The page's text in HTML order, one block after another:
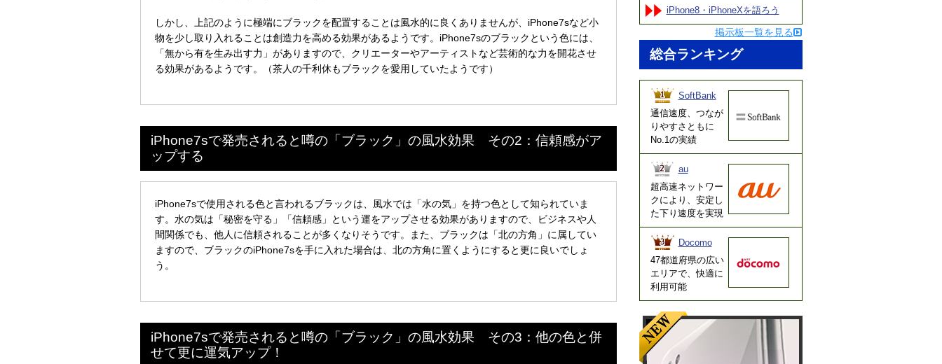
しかし、上記のように極端にブラックを配置することは風水的に良くありませんが、iPhone7sなど小
物を少し取り入れることは創造力を高める効果があるようです。iPhone7sのブラックという色には、
「無から有を生み出す力」がありますので、クリエーターやアーティストなど芸術的な力を開花させ
る効果があるようです。（茶人の千利休もブラックを愛用していたようです）
iPhone7sで発売されると噂の「ブラック」の風水効果 その2：信頼感がア
ップする
iPhone7sで使用される色と言われるブラックは、風水では「水の気」を持つ色として知られていま
す。水の気は「秘密を守る」「信頼感」という運をアップさせる効果がありますので、ビジネスや人
間関係でも、他人に信頼されることが多くなりそうです。また、ブラックは「北の方角」に属してい
ますので、ブラックのiPhone7sを手に入れた場合は、北の方角に置くようにすると更に良いでしょ
う。
iPhone7sで発売されると噂の「ブラック」の風水効果 その3：他の色と併
せて更に運気アップ！
iPhone8・iPhoneXを語ろう
掲示板一覧を見る
総合ランキング
SoftBank
通信速度、つなが
りやすさともに
No.1の実績
au
超高速ネットワー
クにより、安定し
た下り速度を実現
Docomo
47都道府県の広い
エリアで、快適に
利用可能